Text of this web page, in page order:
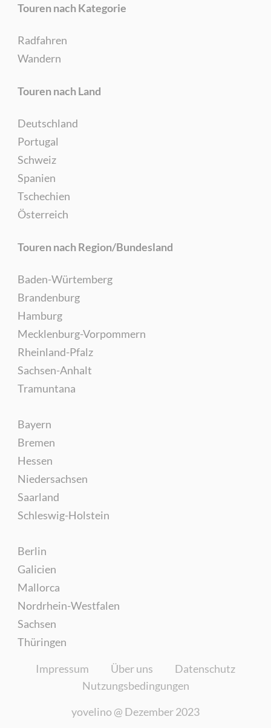
Touren nach Kategorie
Radfahren
Wandern
Touren nach Land
Deutschland
Portugal
Schweiz
Spanien
Tschechien
Österreich
Touren nach Region/Bundesland
Baden-Würtemberg
Brandenburg
Hamburg
Mecklenburg-Vorpommern
Rheinland-Pfalz
Sachsen-Anhalt
Tramuntana
Bayern
Bremen
Hessen
Niedersachsen
Saarland
Schleswig-Holstein
Berlin
Galicien
Mallorca
Nordrhein-Westfalen
Sachsen
Thüringen
Impressum Über uns
Datenschutz
Nutzungsbedingungen
yovelino @ Dezember 2023